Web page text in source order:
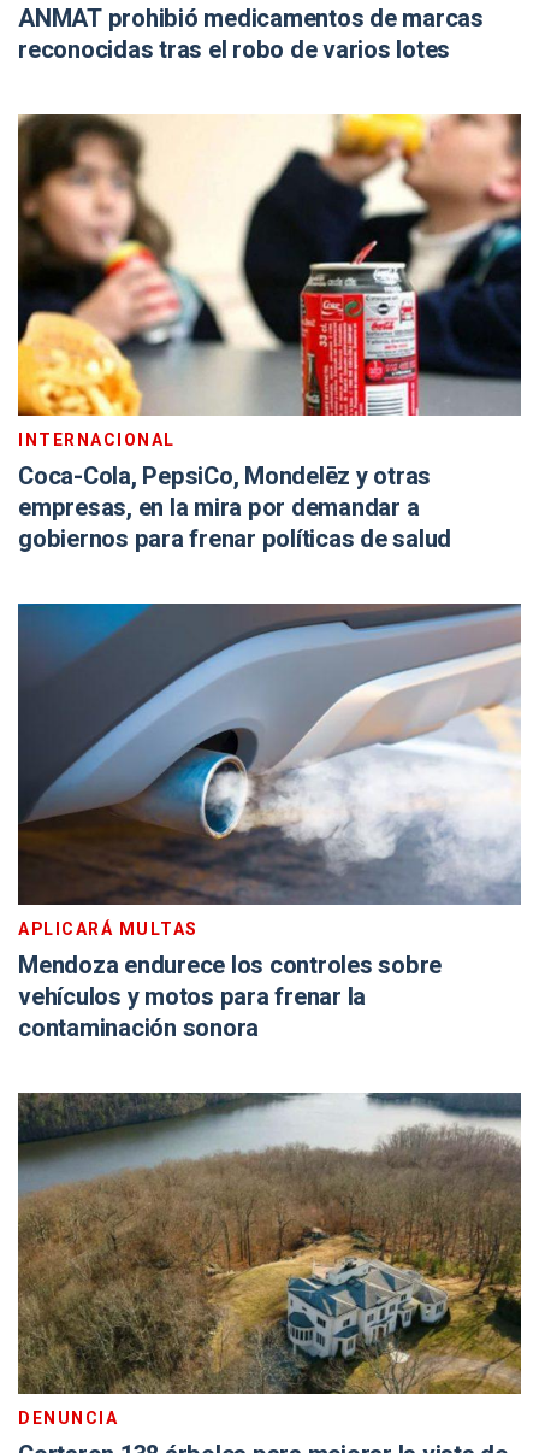
ANMAT prohibió medicamentos de marcas
reconocidas tras el robo de varios lotes
INTERNACIONAL
Coca-Cola, PepsiCo, Mondelēz y otras
empresas, en la mira por demandar a
gobiernos para frenar políticas de salud
APLICARÁ MULTAS
Mendoza endurece los controles sobre
vehículos y motos para frenar la
contaminación sonora
DENUNCIA